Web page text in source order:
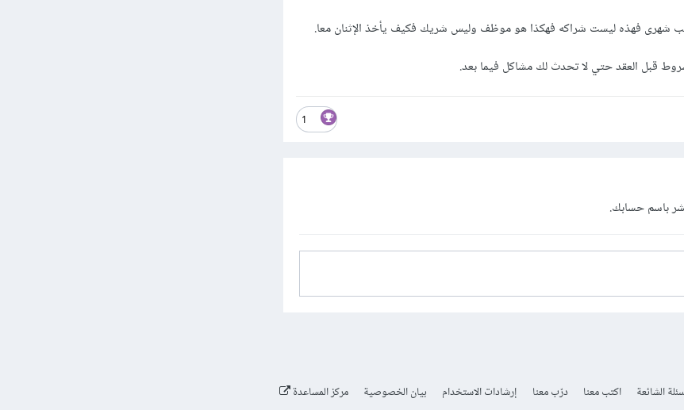
شهرى فهذه ليست شراكه فهكذا هو موظف وليس شريك فكيف يأخذ الإثنان معا.
قبل العقد حتي لا تحدث لك مشاكل فيما بعد.
1
باسم حسابك.
الشائعة اكتب معنا درّب معنا إرشادات الاستخدام بيان الخصوصية مركز المساعدة